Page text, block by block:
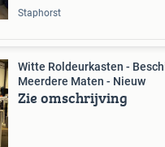
Staphorst
Witte Roldeurkasten -
Meerdere Maten - Nieuw
Zie omschrijving